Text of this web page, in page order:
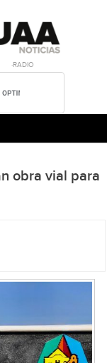
·RADIO
obra vial para